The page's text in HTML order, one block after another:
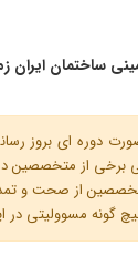
ساختمان ایران
دوره ای بروز
برخی از
از صحت و
مسوولیتی در